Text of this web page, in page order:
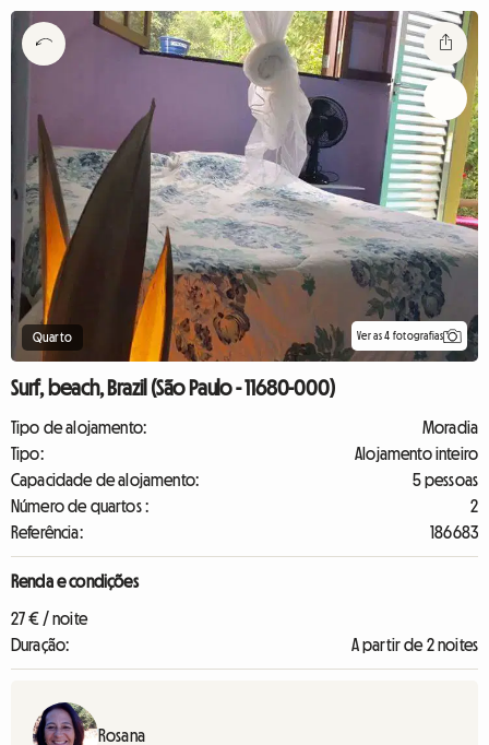
Quarto Ver as 4 fotografias
Surf, beach, Brazil (São Paulo - 11680-000)
Tipo de alojamento:
Moradia
Tipo:
Alojamento inteiro
Capacidade de alojamento:
5 pessoas
Número de quartos :
2
Referência:
186683
Renda e condições
27 € / noite
Duração:
A partir de 2 noites
Rosana